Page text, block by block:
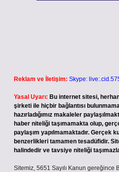
Reklam ve İletişim: Skype:
Yasal Uyarı: Bu internet sitesi,
şirketi ile hiçbir bağlantısı
hazırladığımız makaleler
haber niteliği taşımamakta olup,
paylaşım yapılmamaktadır. Gerçek
benzerlikleri tamamen tesadüfidir.
halindedir ve tavsiye niteliği
Sitemiz, 5651 Sayılı Kanun gereğince